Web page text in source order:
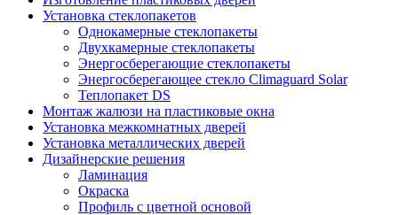
Установка стеклопакетов
Однокамерные стеклопакеты
Двухкамерные стеклопакеты
Энергосберегающие стеклопакеты
Энергосберегающее стекло Climaguard Solar
Теплопакет DS
Монтаж жалюзи на пластиковые окна
Установка межкомнатных дверей
Установка металлических дверей
Дизайнерские решения
Ламинация
Окраска
Профиль с цветной основой